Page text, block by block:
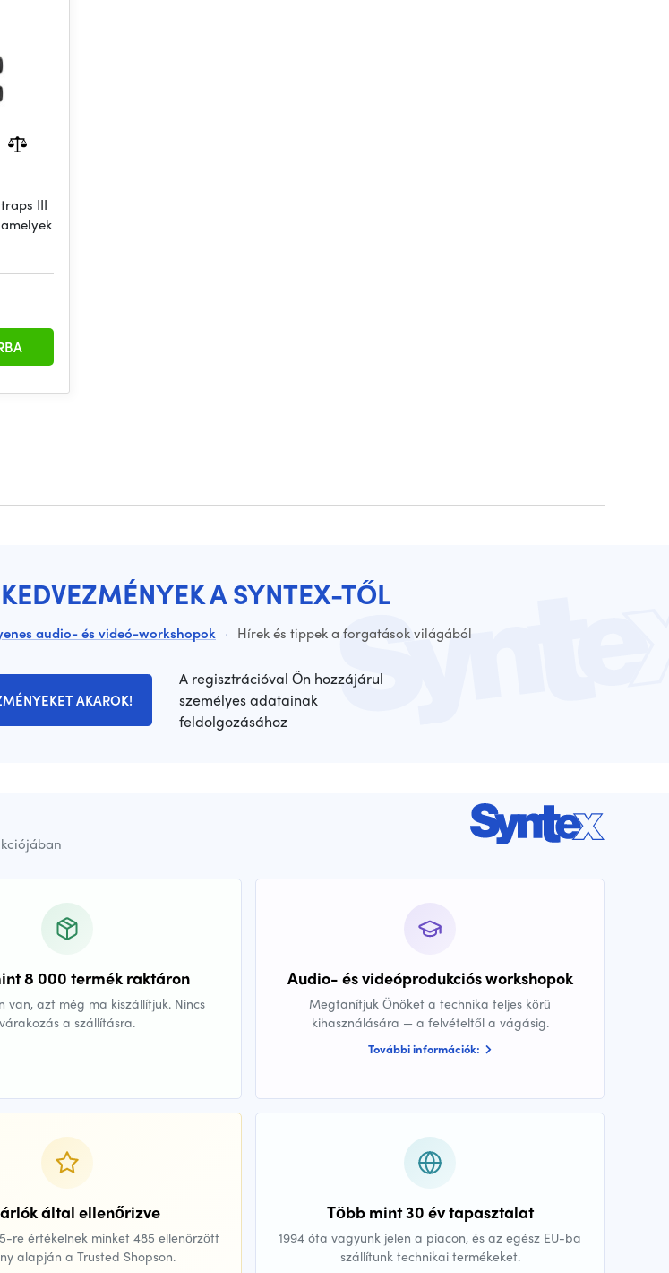
III
A SYNTEX-TŐL
audio- és videó-workshopok · Hírek és tippek a forgatások világából
AKAROK!
A regisztrációval Ön hozzájárul
személyes adatainak
feldolgozásához
8 000 termék raktáron
van, azt még ma kiszállítjuk. Nincs
várakozás a szállításra.
Audio- és videóprodukciós workshopok
Megtanítjuk Önöket a technika teljes körű
kihasználására — a felvételtől a vágásig.
További információk:
által ellenőrizve
re értékelnek minket 485 ellenőrzött
alapján a Trusted Shopson.
Több mint 30 év tapasztalat
1994 óta vagyunk jelen a piacon, és az egész EU-ba
szállítunk technikai termékeket.